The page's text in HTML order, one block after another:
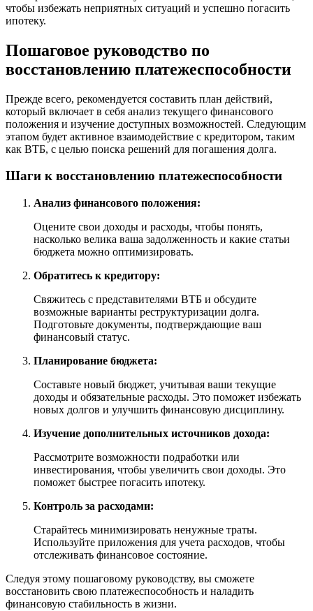
чтобы избежать неприятных ситуаций и успешно погасить
ипотеку.
Пошаговое руководство по
восстановлению платежеспособности
Прежде всего, рекомендуется составить план действий,
который включает в себя анализ текущего финансового
положения и изучение доступных возможностей. Следующим
этапом будет активное взаимодействие с кредитором, таким
как ВТБ, с целью поиска решений для погашения долга.
Шаги к восстановлению платежеспособности
Анализ финансового положения:
Оцените свои доходы и расходы, чтобы понять,
насколько велика ваша задолженность и какие статьи
бюджета можно оптимизировать.
Обратитесь к кредитору:
Свяжитесь с представителями ВТБ и обсудите
возможные варианты реструктуризации долга.
Подготовьте документы, подтверждающие ваш
финансовый статус.
Планирование бюджета:
Составьте новый бюджет, учитывая ваши текущие
доходы и обязательные расходы. Это поможет избежать
новых долгов и улучшить финансовую дисциплину.
Изучение дополнительных источников дохода:
Рассмотрите возможности подработки или
инвестирования, чтобы увеличить свои доходы. Это
поможет быстрее погасить ипотеку.
Контроль за расходами:
Старайтесь минимизировать ненужные траты.
Используйте приложения для учета расходов, чтобы
отслеживать финансовое состояние.
Следуя этому пошаговому руководству, вы сможете
восстановить свою платежеспособность и наладить
финансовую стабильность в жизни.